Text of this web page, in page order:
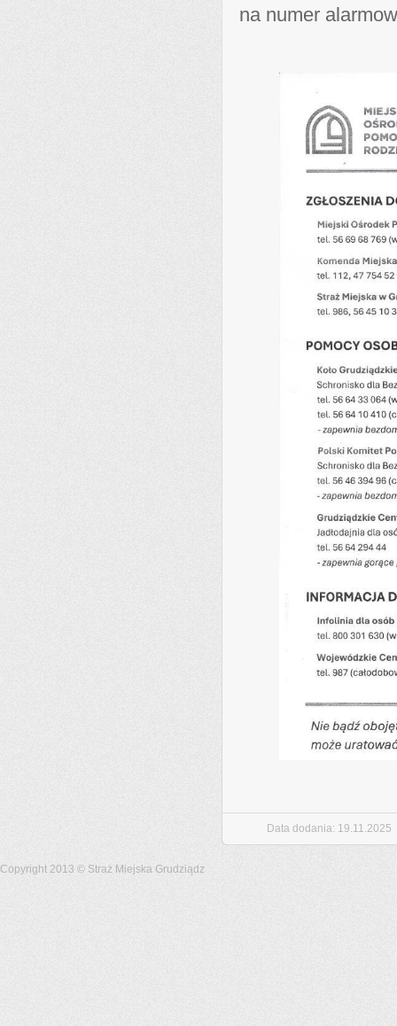
na numer
Data dodania 19.11.2025
Copyright 2013 © Straż Miejska Grudziądz